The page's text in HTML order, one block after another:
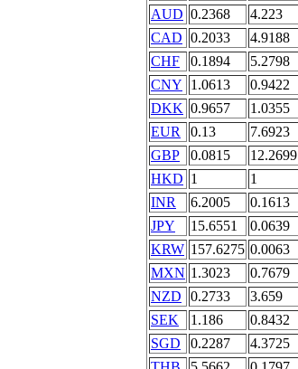
AUD 0.2368
4.223
CAD 0.2033
4.9188
CHF
0.1894
5.2798
CNY
1.0613
0.9422
DKK 0.9657
1.0355
EUR
0.13
7.6923
GBP
0.0815
12.2699
HKD 1
1
INR
6.2005
0.1613
JPY
15.6551
0.0639
KRW 157.6275 0.0063
MXN 1.3023
0.7679
NZD
0.2733
3.659
SEK
1.186
0.8432
SGD
0.2287
4.3725